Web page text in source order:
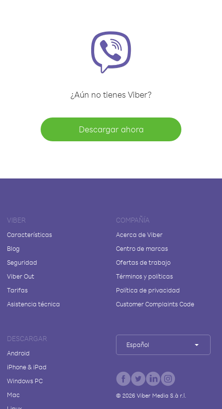
¿Aún no tienes Viber?
Descargar ahora
VIBER
Características
Blog
Seguridad
Viber Out
Tarifas
Asistencia técnica
COMPAÑÍA
Acerca de Viber
Centro de marcas
Ofertas de trabajo
Términos y políticas
Política de privacidad
Customer Complaints Code
DESCARGAR
Android
iPhone & iPad
Windows PC
Mac
Español
© 2026Viber Media S.à r.l.